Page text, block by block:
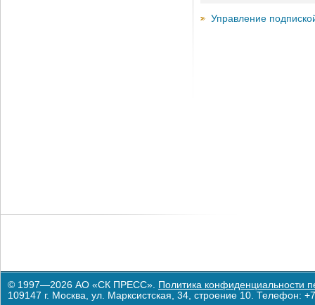
Управление
© 1997—2026 АО «СК ПРЕСС». Политика конфиденциальности
109147 г. Москва, ул. Марксистская, 34, строение 10. Телефон: